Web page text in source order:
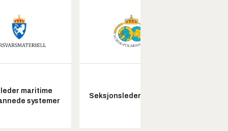
maritime
systemer
Seksjonsleder Nye Troll